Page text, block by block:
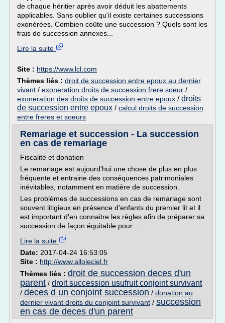
de chaque héritier après avoir déduit les abattements
applicables. Sans oublier qu'il existe certaines successions
exonérées. Combien coûte une succession ? Quels sont les
frais de succession annexes...
Lire la suite
Site : https://www.lcl.com
Thèmes liés : droit de succession entre epoux au dernier
vivant / exoneration droits de succession frere soeur /
exoneration des droits de succession entre epoux / droits
de succession entre epoux / calcul droits de succession
entre freres et soeurs
Remariage et succession - La succession
en cas de remariage
Fiscalité et donation
Le remariage est aujourd'hui une chose de plus en plus
fréquente et entraine des conséquences patrimoniales
inévitables, notamment en matière de succession.
Les problèmes de successions en cas de remariage sont
souvent litigieux en présence d'enfants du premier lit et il
est important d'en connaitre les règles afin de préparer sa
succession de façon équitable pour...
Lire la suite
Date: 2017-04-24 16:53:05
Site : http://www.alloleciel.fr
Thèmes liés : droit de succession deces d'un
parent / droit succession usufruit conjoint survivant
/ deces d un conjoint succession / donation au
dernier vivant droits du conjoint survivant / succession
en cas de deces d'un parent